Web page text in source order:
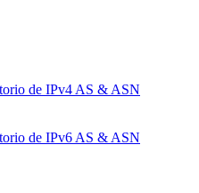
de IPv4 AS & ASN
de IPv6 AS & ASN